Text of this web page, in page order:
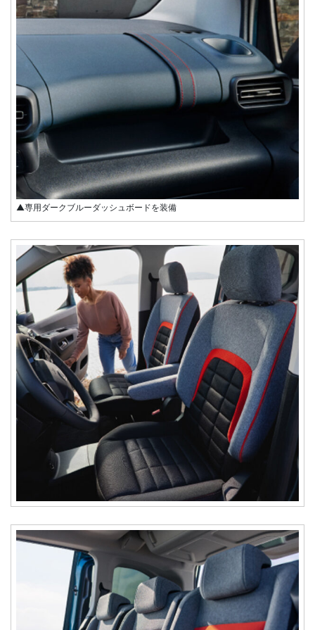
▲専用ダークブルーダッシュボードを装備